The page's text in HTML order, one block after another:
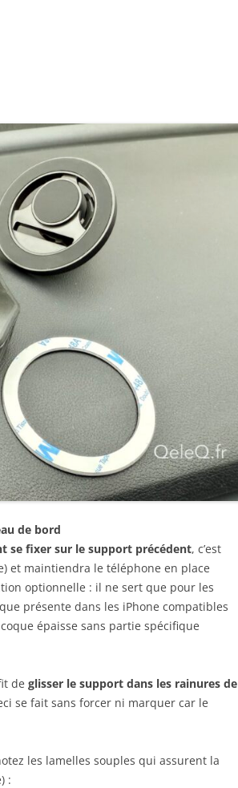
de bord
se fixer sur le support précédent, c’est
et maintiendra le téléphone en place
optionnelle : il ne sert que pour les
présente dans les iPhone compatibles
épaisse sans partie spécifique
de glisser le support dans les rainures de
se fait sans forcer ni marquer car le
les lamelles souples qui assurent la
: